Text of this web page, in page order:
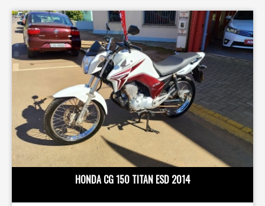
HONDA CG 150 TITAN ESD 2014